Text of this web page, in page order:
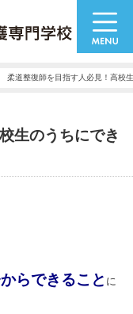
柔道整復師を目指す人必見！高校
生のうちにでき
らできること に